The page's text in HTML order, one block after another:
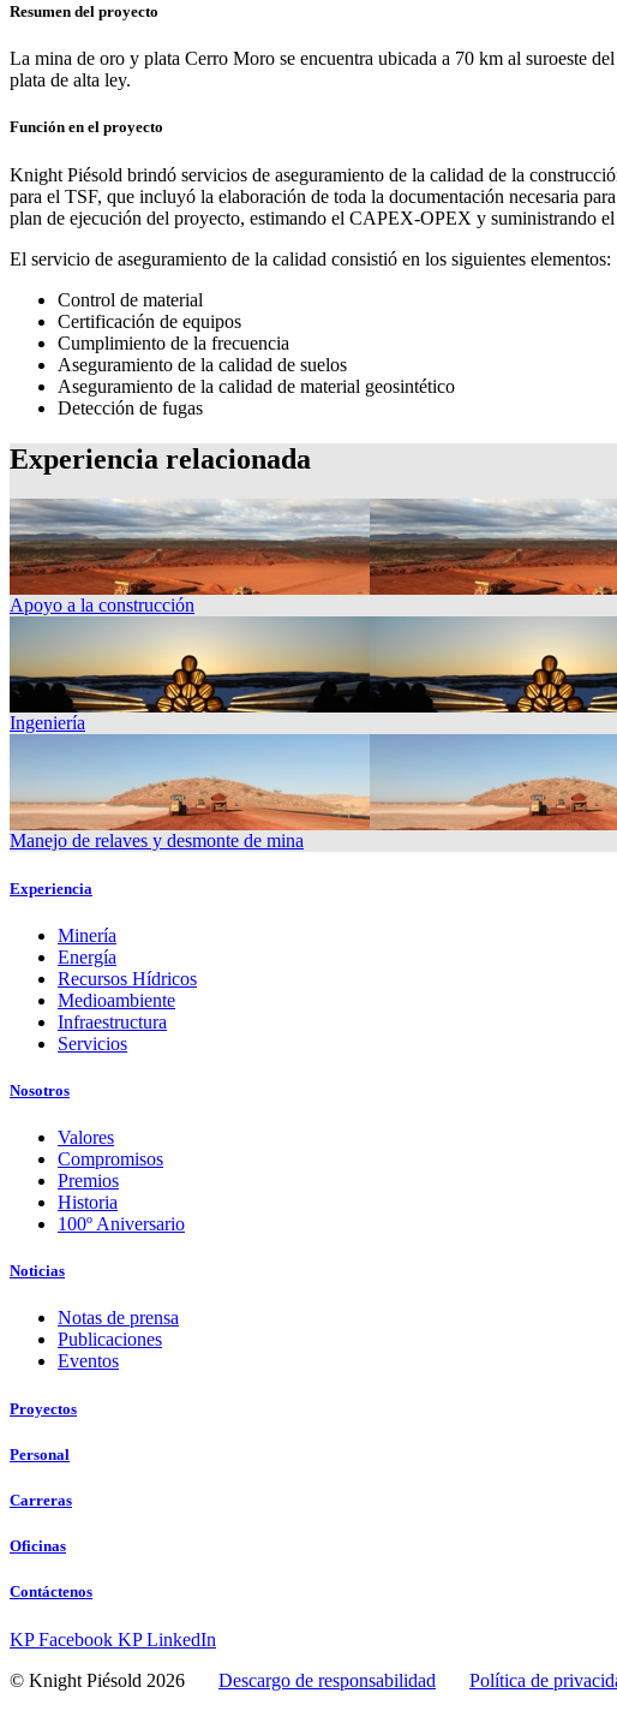
Resumen del proyecto
La mina de oro y plata Cerro Moro se encuentra ubicada a 70 km al suroeste
plata de alta ley.
Función en el proyecto
Knight Piésold brindó servicios de aseguramiento de la calidad de la
para el TSF, que incluyó la elaboración de toda la documentación necesaria
plan de ejecución del proyecto, estimando el CAPEX-OPEX y suministrando
El servicio de aseguramiento de la calidad consistió en los siguientes elementos:
Control de material
Certificación de equipos
Cumplimiento de la frecuencia
Aseguramiento de la calidad de suelos
Aseguramiento de la calidad de material geosintético
Detección de fugas
Experiencia relacionada
Apoyo a la construcción
Ingeniería
Manejo de relaves y desmonte de mina
Experiencia
Minería
Energía
Recursos Hídricos
Medioambiente
Infraestructura
Servicios
Nosotros
Valores
Compromisos
Premios
Historia
100º Aniversario
Noticias
Notas de prensa
Publicaciones
Eventos
Proyectos
Personal
Carreras
Oficinas
Contáctenos
KP Facebook KP LinkedIn
© Knight Piésold 2026 Descargo de responsabilidad Política de